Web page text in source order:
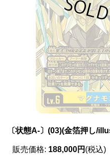
〔状態A-〕(03)(金箔押し/
販売価格: 188,000円 (税込)